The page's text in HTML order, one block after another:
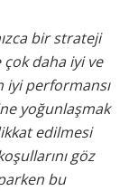
bir strateji
daha iyi ve
iyi performansı
yoğunlaşmak
edilmesi
göz
bu